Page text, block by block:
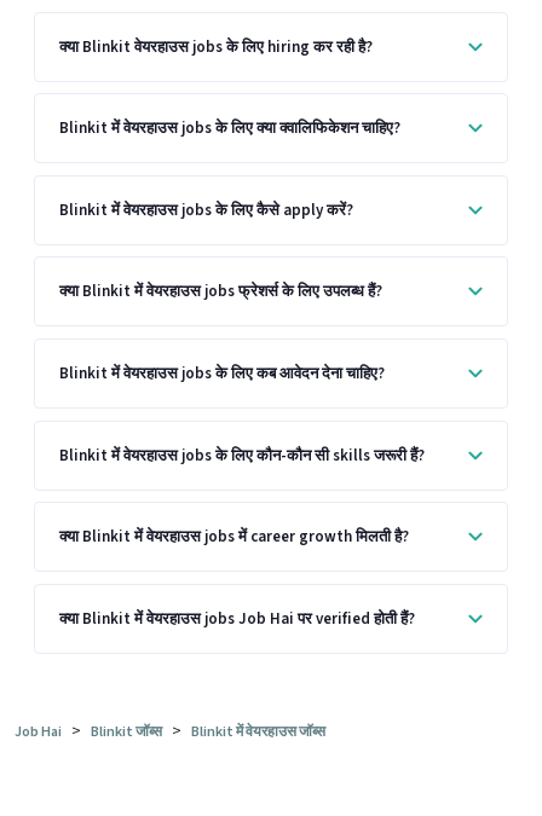
क्या Blinkit वेयरहाउस jobs के लिए hiring कर रही है?
Blinkit में वेयरहाउस jobs के लिए क्या क्वालिफिकेशन चाहिए?
Blinkit में वेयरहाउस jobs के लिए कैसे apply करें?
क्या Blinkit में वेयरहाउस jobs फ्रेशर्स के लिए उपलब्ध हैं?
Blinkit में वेयरहाउस jobs के लिए कब आवेदन देना चाहिए?
Blinkit में वेयरहाउस jobs के लिए कौन-कौन सी skills जरूरी हैं?
क्या Blinkit में वेयरहाउस jobs में career growth मिलती है?
क्या Blinkit में वेयरहाउस jobs Job Hai पर verified होती हैं?
Job Hai > Blinkit जॉब्स > Blinkit में वेयरहाउस जॉब्स